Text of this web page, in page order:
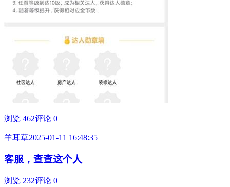
浏览 462评论 0
羊耳草2025-01-11 16:48:35
客服，查查这个人
浏览 232评论 0